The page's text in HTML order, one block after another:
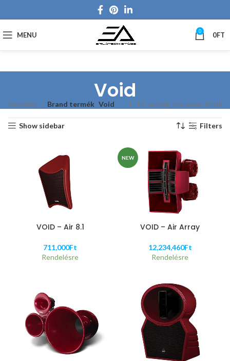
MENU 0 0FT
Void
Kezdőlap Brand termék Void 1–12 termék, összesen 42 db
Show sidebar Filters
VOID – Air 8.1
711,000Ft
Rendelésre
NEW
VOID – Air Array
12,234,460Ft
Rendelésre